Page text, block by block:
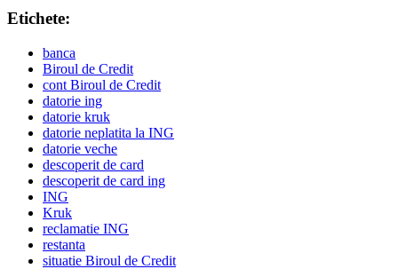
Etichete:
banca
Biroul de Credit
cont Biroul de Credit
datorie ing
datorie kruk
datorie neplatita la ING
datorie veche
descoperit de card
descoperit de card ing
ING
Kruk
reclamatie ING
restanta
situatie Biroul de Credit